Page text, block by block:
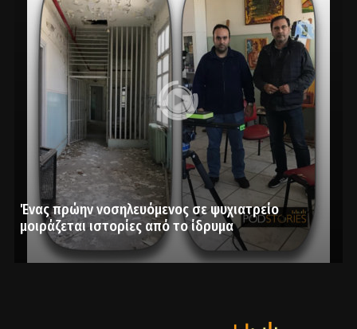
Ένας πρώην νοσηλευόμενος σε ψυχιατρείο
μοιράζεται ιστορίες από το ίδρυμα